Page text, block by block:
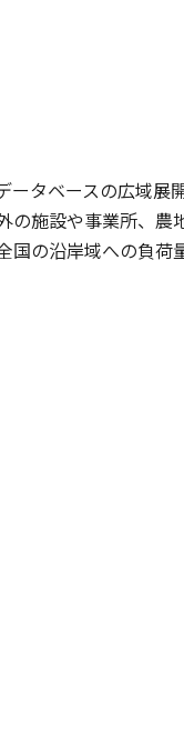
タベースの広域展
施設や事業所、
の沿岸域への負荷